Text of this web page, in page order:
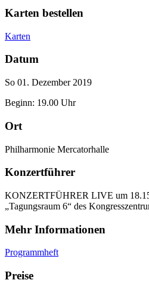
Karten bestellen
Karten
Datum
So 01. Dezember 2019
Beginn: 19.00 Uhr
Ort
Philharmonie Mercatorhalle
Konzertführer
KONZERTFÜHRER LIVE um
„Tagungsraum 6“ des
Mehr Informationen
Programmheft
Preise